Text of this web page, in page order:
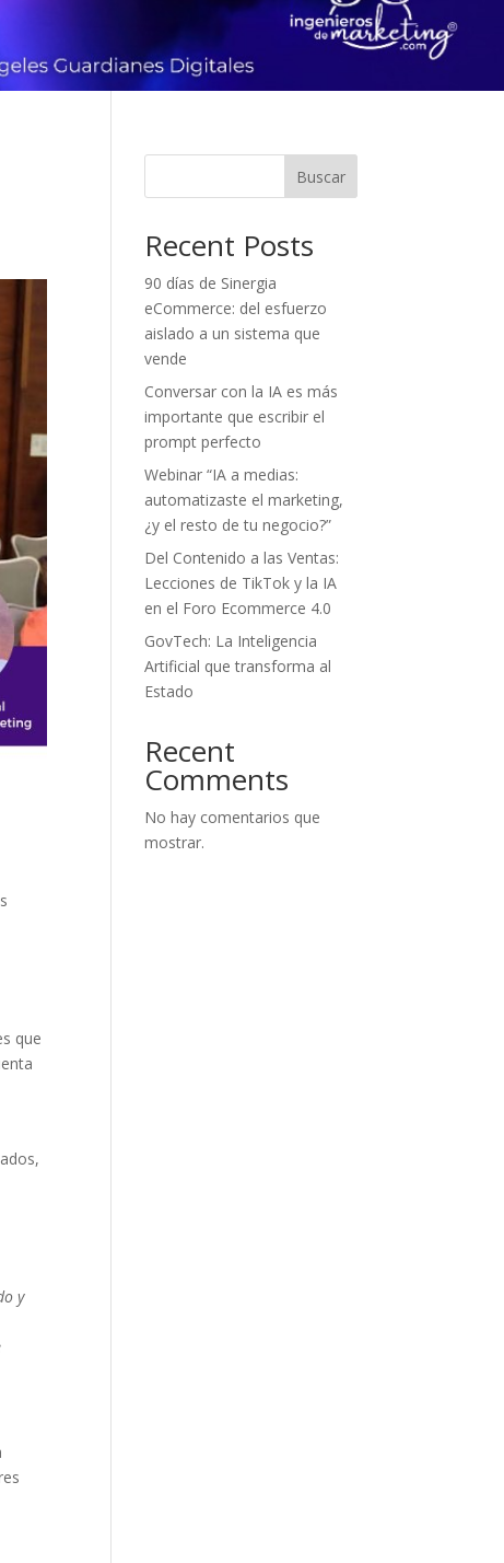
que
y
Buscar
Recent Posts
90 días de Sinergia
eCommerce: del esfuerzo
aislado a un sistema que
vende
Conversar con la IA es más
importante que escribir el
prompt perfecto
Webinar “IA a medias:
automatizaste el marketing,
¿y el resto de tu negocio?”
Del Contenido a las Ventas:
Lecciones de TikTok y la IA
en el Foro Ecommerce 4.0
GovTech: La Inteligencia
Artificial que transforma al
Estado
Recent
Comments
No hay comentarios que
mostrar.